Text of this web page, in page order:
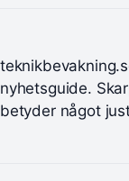
nyhetsguide.
betyder något